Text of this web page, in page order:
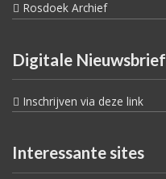
Rosdoek Archief
Digitale Nieuwsbrief
Inschrijven via deze link
Interessante sites